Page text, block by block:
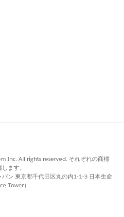
Inc. All rights reserved. それぞれの商標
ます。
ン 東京都千代田区丸の内1-1-3 日本生命
Tower）